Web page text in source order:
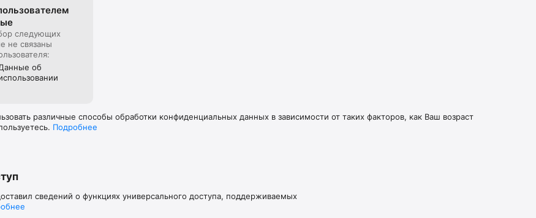
следующих
не связаны
об
различные способы обработки конфиденциальных данных в зависимости от таких факторов, как Ваш возраст
Подробнее
сведений о функциях универсального доступа, поддерживаемых